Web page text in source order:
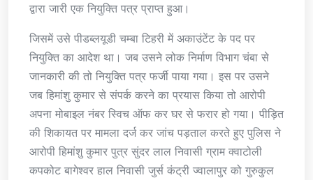
द्वारा जारी एक नियुक्ति पत्र प्राप्त हुआ।
जिसमें उसे पीडब्लयूडी चम्बा टिहरी में अकाउंटेंट के पद पर
नियुक्ति का आदेश था। जब उसने लोक निर्माण विभाग चंबा से
जानकारी की तो नियुक्ति पत्र फर्जी पाया गया। इस पर उसने
जब हिमांशु कुमार से संपर्क करने का प्रयास किया तो आरोपी
अपना मोबाइल नंबर स्विच ऑफ कर घर से फरार हो गया। पीड़ित
की शिकायत पर मामला दर्ज कर जांच पड़ताल करते हुए पुलिस ने
आरोपी हिमांशु कुमार पुत्र सुंदर लाल निवासी ग्राम क्वाटोली
कपकोट बागेश्वर हाल निवासी जुर्स कंट्री ज्वालापुर को गुरुकुल